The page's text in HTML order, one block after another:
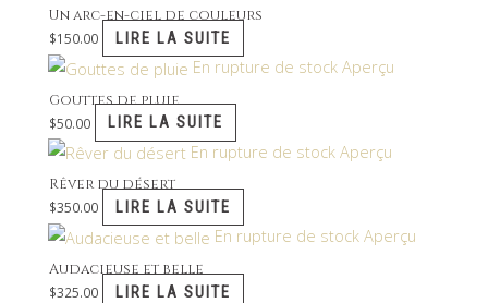
Un arc-en-ciel de couleurs
$150.00 LIRE LA SUITE
En rupture de stock Aperçu
Gouttes de pluie
$50.00 LIRE LA SUITE
En rupture de stock Aperçu
Rêver du désert
$350.00 LIRE LA SUITE
En rupture de stock Aperçu
Audacieuse et belle
$325.00 LIRE LA SUITE